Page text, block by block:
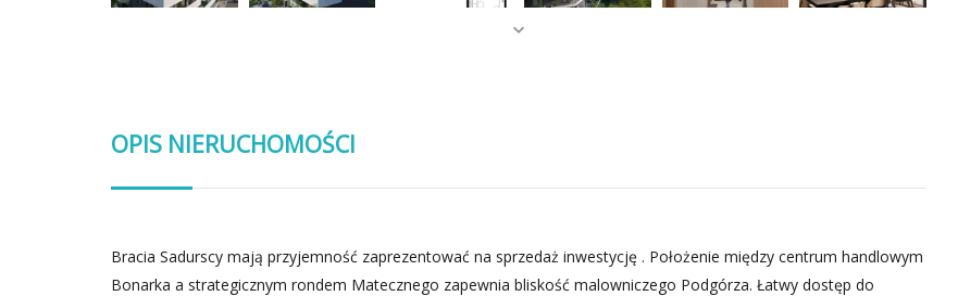
OPIS NIERUCHOMOŚCI
Bracia Sadurscy mają przyjemność zaprezentować na sprzedaż inwestycję . Położenie między centrum handlowym
Bonarka a strategicznym rondem Matecznego zapewnia bliskość malowniczego Podgórza. Łatwy dostęp do